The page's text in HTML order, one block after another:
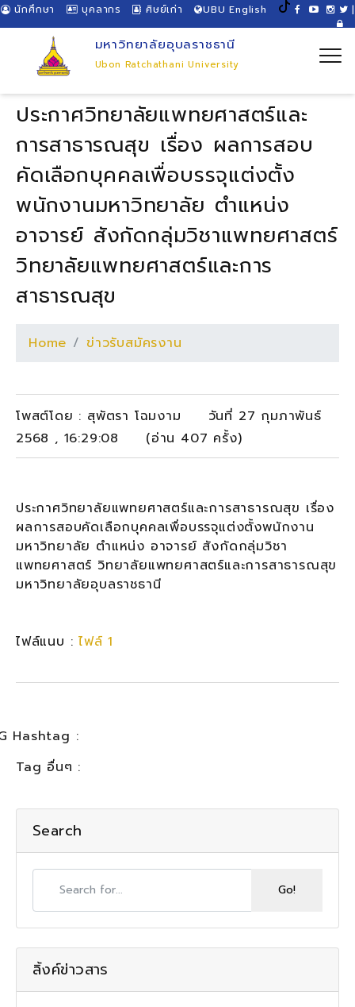
นักศึกษา บุคลากร ศิษย์เก่า UBU English |
มหาวิทยาลัยอุบลราชธานี
Ubon Ratchathani University
ประกาศวิทยาลัยแพทยศาสตร์และ
การสาธารณสุข เรื่อง ผลการสอบ
คัดเลือกบุคคลเพื่อบรรจุแต่งตั้ง
พนักงานมหาวิทยาลัย ตำแหน่ง
อาจารย์ สังกัดกลุ่มวิชาแพทยศาสตร์
วิทยาลัยแพทยศาสตร์และการ
สาธารณสุข
Home ข่าวรับสมัครงาน
โพสต์โดย : สุพัตรา โฉมงาม วันที่ 27 กุมภาพันธ์
2568 , 16:29:08 (อ่าน 407 ครั้ง)
ประกาศวิทยาลัยแพทยศาสตร์และการสาธารณสุข เรื่อง
ผลการสอบคัดเลือกบุคคลเพื่อบรรจุแต่งตั้งพนักงาน
มหาวิทยาลัย ตำแหน่ง อาจารย์ สังกัดกลุ่มวิชา
แพทยศาสตร์ วิทยาลัยแพทยศาสตร์และการสาธารณสุข
มหาวิทยาลัยอุบลราชธานี
ไฟล์แนบ :ไฟล์ 1
Hashtag :
Tag อื่นๆ :
Search
ลิ้งค์ข่าวสาร